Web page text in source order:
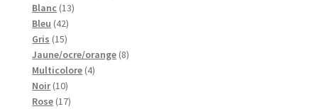
Blanc 1313
Bleu 4242
produits
Gris 1515
produits
Jaune/ocre/orange 88
Multicolore 44
Noir 1010
produits
Rose 1717